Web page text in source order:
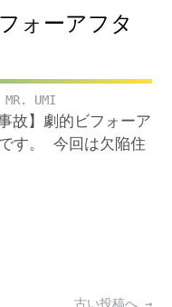
ォーアフタ
MR. UMI
故】劇的ビフォーア
す。 今回は欠陥住
古い投稿へ →